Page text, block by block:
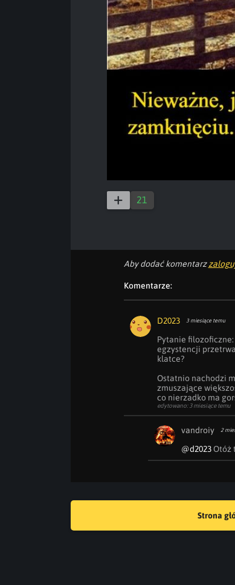
21
Aby dodać komentarz
Komentarze:
D2023 3 miesiące temu
Pytanie
egzystencji
klatce?
Ostatnio nachodzi
zmuszające
co nierzadko ma
edytowano: 3 miesiące temu
vandroiy 2
@d2023 Otóż
Strona